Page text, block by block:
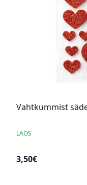
Vahtkummist
LAOS
3,50€